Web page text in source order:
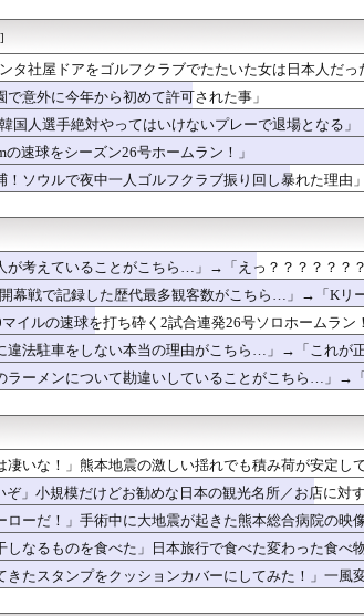
長12回のサヨナラ本塁打で DeNA逆転...
命綱！（海外の反応）
品写真が話題になっている理由がこちら…」→「...
反応）
ら、まず臓器を狙われてると思う」男たちの警...
時の日本の医療スタッフたちの姿をご覧くださ...
は禍の元【MLB】
Switch 2版の映像に衝撃！海外フ...
うと葬儀屋さんみたいになります」
とす大偉業！（海外の反応）
のホームラン競争で柵越えを連発「現役時代...
いる人が少ないのは何故なんだ？母国ではみん...
のある石油会社が怪しい動き？（海外の反応）
投！ドジャースは劇的サヨナラ負けで泥沼7連...
バル関係【ポーランドボール】
フィールディングにMLBファン騒然！←「目を...
カー、審判への性接待がバレまくる！』、『...
エンサーがライブ配信中に自殺、Kポップファ...
ラといえば誰が思い浮かぶ？」
日本人の特別な生き様に各国から称賛の声
HRダービーでホームラン連発！【MLB】
ス移籍当日にデビュー！圧巻3連続ブロックも...
中症で亡くなったことに世界が騒然！←「日本...
の外国人審判らに不謹慎接待をしていた証拠...
どうなる？（海外の反応）
にうんざりだ。ウィーブの評判のせいで自分も...
ェリーが待ってるの」一週間寝たきりの人が立...
タ社屋ドアをゴルフクラブでたたいた女は日本人だっ
意外に今年から初めて許可された事」
国人選手絶対やってはいけないプレーで退場となる」
速球をシーズン26号ホームラン！」
ソウルで夜中一人ゴルフクラブ振り回し暴れた理由」
が考えていることがこちら…」→「えっ？？？？？？
幕戦で記録した歴代最多観客数がこちら…」→「Kリ
イルの速球を打ち砕く2試合連発26号ソロホームラ
違法駐車をしない本当の理由がこちら…」→「これが
ラーメンについて勘違いしていることがこちら…」→
凄いな！」熊本地震の激しい揺れでも積み荷が安定し
ぞ」小規模だけどお勧めな日本の観光名所／お店に対
ローだ！」手術中に大地震が起きた熊本総合病院の映
しなるものを食べた」日本旅行で食べた変わった食べ
きたスタンプをクッションカバーにしてみた！」一風